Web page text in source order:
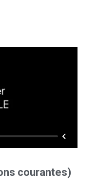
courantes)